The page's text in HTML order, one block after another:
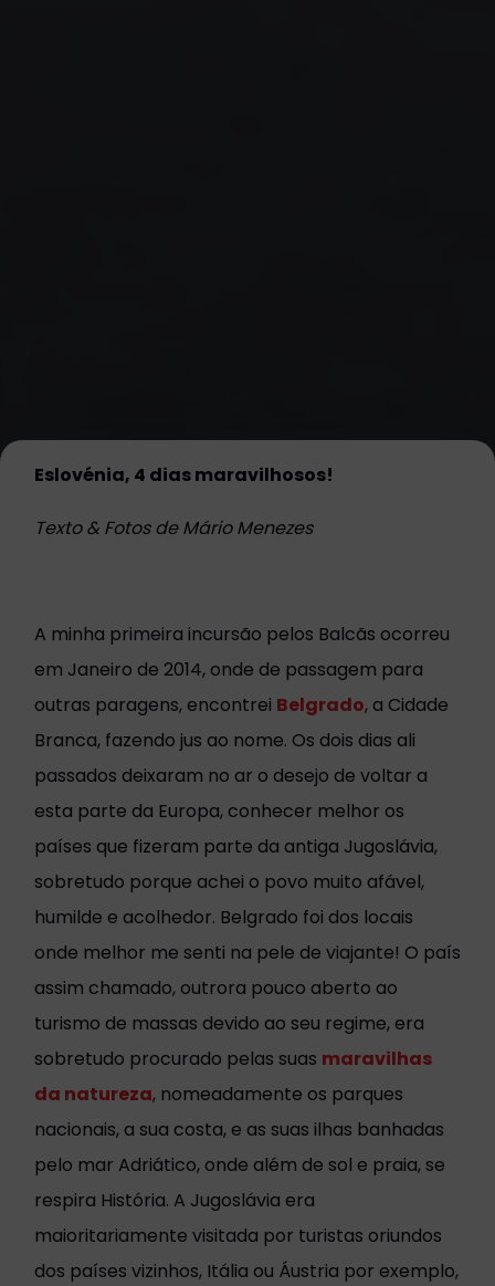
Eslovénia, 4 dias maravilhosos!
Texto & Fotos de Mário Menezes
A minha primeira incursão pelos Balcãs ocorreu
em Janeiro de 2014, onde de passagem para
outras paragens, encontrei Belgrado, a Cidade
Branca, fazendo jus ao nome. Os dois dias ali
passados deixaram no ar o desejo de voltar a
esta parte da Europa, conhecer melhor os
países que fizeram parte da antiga Jugoslávia,
sobretudo porque achei o povo muito afável,
humilde e acolhedor. Belgrado foi dos locais
onde melhor me senti na pele de viajante! O país
assim chamado, outrora pouco aberto ao
turismo de massas devido ao seu regime, era
sobretudo procurado pelas suas maravilhas
da natureza, nomeadamente os parques
nacionais, a sua costa, e as suas ilhas banhadas
pelo mar Adriático, onde além de sol e praia, se
respira História. A Jugoslávia era
maioritariamente visitada por turistas oriundos
dos países vizinhos, Itália ou Áustria por exemplo,